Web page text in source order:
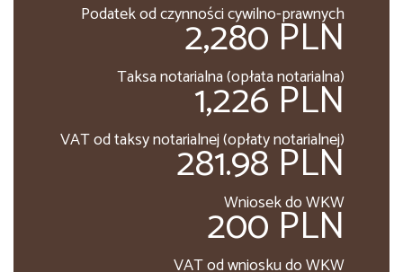
Podatek od czynności cywilno-prawnych
2,280 PLN
Taksa notarialna (opłata notarialna)
1,226 PLN
VAT od taksy notarialnej (opłaty notarialnej)
281.98 PLN
Wniosek do WKW
200 PLN
VAT od wniosku do WKW